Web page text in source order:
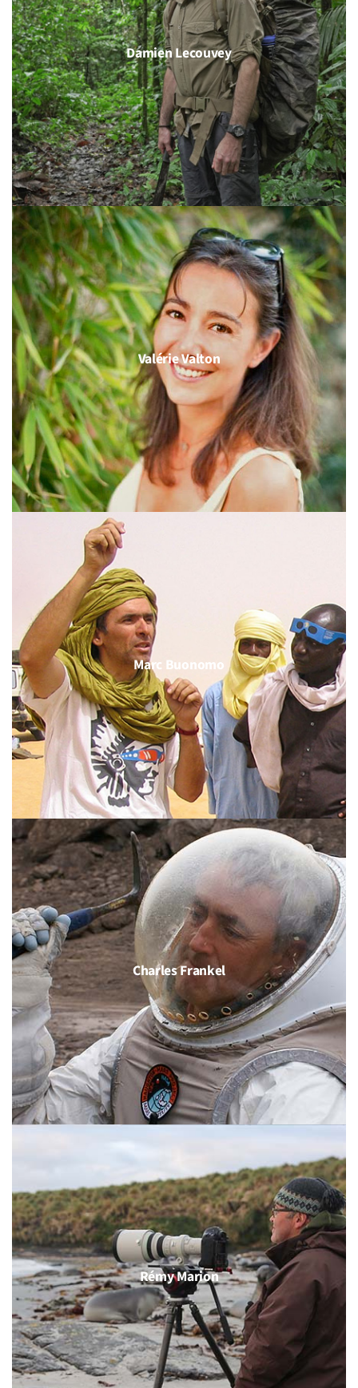
Damien Lecouvey
Valérie Valton
Marc Buonomo
Charles Frankel
Rémy Marion